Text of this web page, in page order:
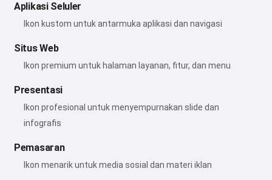
Aplikasi Seluler
Ikon kustom untuk antarmuka aplikasi dan navigasi
Situs Web
Ikon premium untuk halaman layanan, fitur, dan menu
Presentasi
Ikon profesional untuk menyempurnakan slide dan
infografis
Pemasaran
Ikon menarik untuk media sosial dan materi iklan